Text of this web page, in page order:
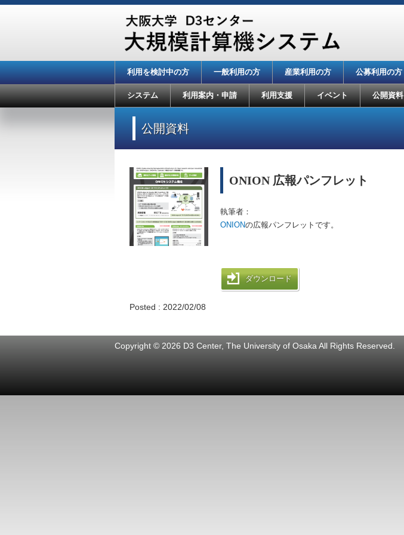
利用を検討中の方 一般利用の方 産業利用の方 公募利用の方
システム 利用案内・申請 利用支援 イベント 公開資料
公開資料
ONION 広報パンフレット
執筆者：
ONIONの広報パンフレットです。
ダウンロード
Posted : 2022/02/08
Copyright © 2026 D3 Center, The University of Osaka All Rights Reserved.